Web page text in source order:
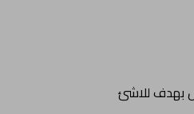
بهدف للاشئ